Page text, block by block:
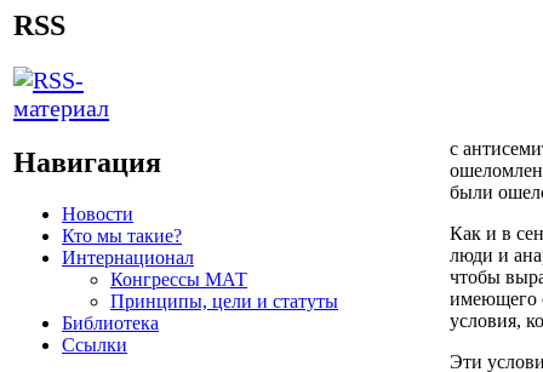
RSS
Навигация
Новости
Кто мы такие?
Интернационал
Конгрессы МАТ
Принципы, цели и статуты
Библиотека
Ссылки
с
были
Как и в
люди и
чтобы
имеющего
условия,
Эти